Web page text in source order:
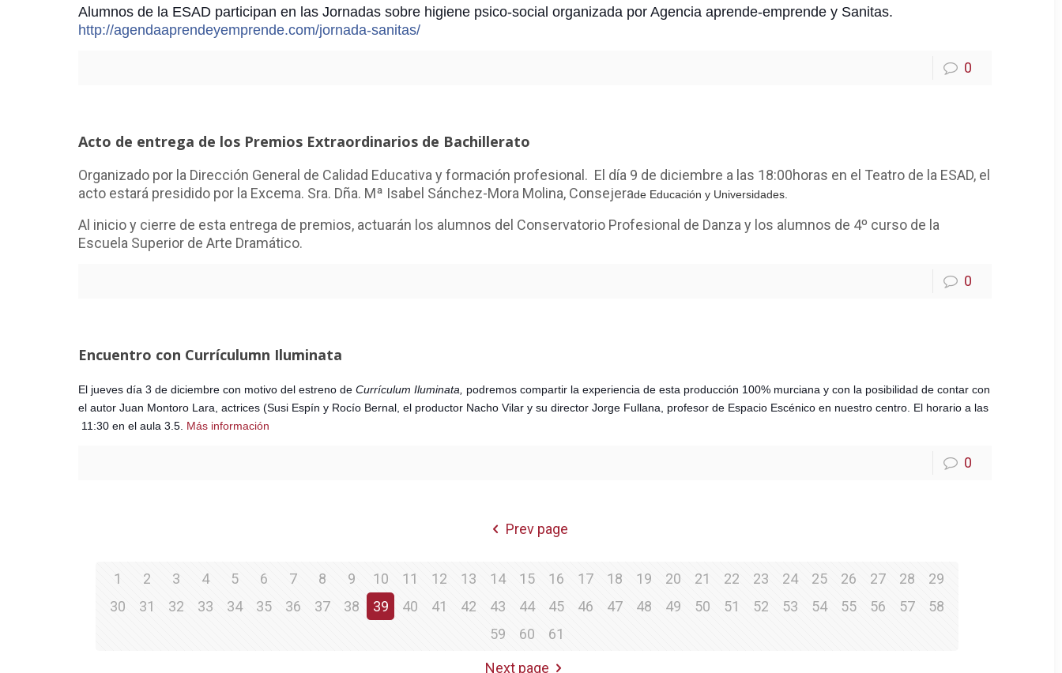
Alumnos de la ESAD participan en las Jornadas sobre higiene psico-social organizada por Agencia aprende-emprende y Sanitas.
http://agendaaprendeyemprende.com/jornada-sanitas/
0
Acto de entrega de los Premios Extraordinarios de Bachillerato
Organizado por la Dirección General de Calidad Educativa y formación profesional. El día 9 de diciembre a las 18:00horas en el Teatro de la ESAD, el
acto estará presidido por la Excema. Sra. Dña. Mª Isabel Sánchez-Mora Molina, Consejerade Educación y Universidades.
Al inicio y cierre de esta entrega de premios, actuarán los alumnos del Conservatorio Profesional de Danza y los alumnos de 4º curso de la
Escuela Superior de Arte Dramático.
0
Encuentro con Currículumn Iluminata
El jueves día 3 de diciembre con motivo del estreno de Currículum Iluminata, podremos compartir la experiencia de esta producción 100% murciana y con la posibilidad de contar con
el autor Juan Montoro Lara, actrices (Susi Espín y Rocío Bernal, el productor Nacho Vilar y su director Jorge Fullana, profesor de Espacio Escénico en nuestro centro. El horario a las
11:30 en el aula 3.5. Más información
0
Prev page
1 2 3 4 5 6 7 8 9 10 11 12 13 14 15 16 17 18 19 20 21 22 23 24 25 26 27 28
29
30
31 32 33 34 35 36 37 38 39 40 41 42 43 44 45 46 47 48 49 50 51 52 53 54 55 56 57
58
59
60 61
Next page